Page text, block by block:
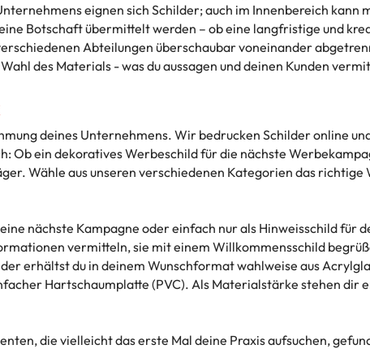
eignen sich Schilder; auch im Innenbereich kann
Botschaft übermittelt werden – ob eine langfristige und
Abteilungen überschaubar voneinander
des Materials - was du aussagen und deinen Kunden
deines Unternehmens. Wir bedrucken Schilder online
Ob ein dekoratives Werbeschild für die nächste
Wähle aus unseren verschiedenen Kategorien das richtige
nächste Kampagne oder einfach nur als Hinweisschild für
vermitteln, sie mit einem Willkommensschild
erhältst du in deinem Wunschformat wahlweise aus
Hartschaumplatte (PVC). Als Materialstärke stehen dir
die vielleicht das erste Mal deine Praxis aufsuchen,